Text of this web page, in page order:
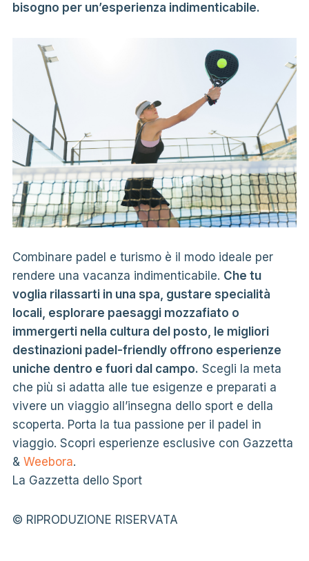
bisogno per un’esperienza indimenticabile.
Combinare padel e turismo è il modo ideale per
rendere una vacanza indimenticabile. Che tu
voglia rilassarti in una spa, gustare specialità
locali, esplorare paesaggi mozzafiato o
immergerti nella cultura del posto, le migliori
destinazioni padel-friendly offrono esperienze
uniche dentro e fuori dal campo. Scegli la meta
che più si adatta alle tue esigenze e preparati a
vivere un viaggio all’insegna dello sport e della
scoperta. Porta la tua passione per il padel in
viaggio. Scopri esperienze esclusive con Gazzetta
& Weebora.
La Gazzetta dello Sport
© RIPRODUZIONE RISERVATA